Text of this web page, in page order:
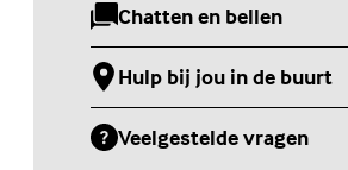
Chatten en bellen
(Externe link)
Hulp bij jou in de buurt
(Externe link)
Veelgestelde vragen
(Externe link)